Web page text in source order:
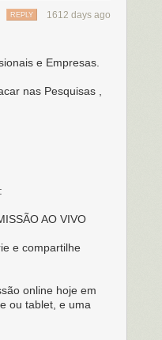
1612 days ago
REPLY
e Empresas.
nas Pesquisas ,
AO VIVO
e compartilhe
online hoje em
ou tablet, e uma